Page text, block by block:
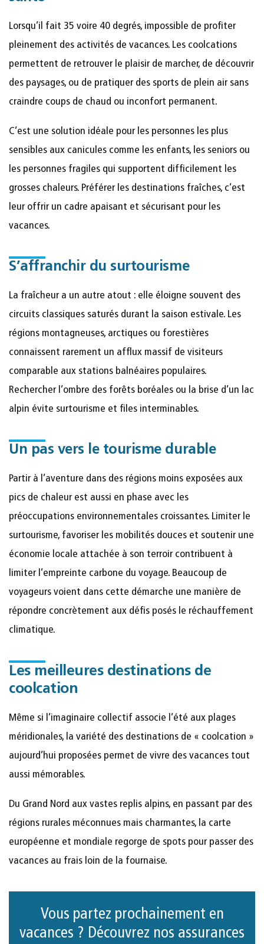
Lorsqu’il fait 35 voire 40 degrés, impossible de profiter
pleinement des activités de vacances. Les coolcations
permettent de retrouver le plaisir de marcher, de découvrir
des paysages, ou de pratiquer des sports de plein air sans
craindre coups de chaud ou inconfort permanent.
C’est une solution idéale pour les personnes les plus
sensibles aux canicules comme les enfants, les seniors ou
les personnes fragiles qui supportent difficilement les
grosses chaleurs. Préférer les destinations fraîches, c’est
leur offrir un cadre apaisant et sécurisant pour les
vacances.
S’affranchir du surtourisme
La fraîcheur a un autre atout : elle éloigne souvent des
circuits classiques saturés durant la saison estivale. Les
régions montagneuses, arctiques ou forestières
connaissent rarement un afflux massif de visiteurs
comparable aux stations balnéaires populaires.
Rechercher l’ombre des forêts boréales ou la brise d’un lac
alpin évite surtourisme et files interminables.
Un pas vers le tourisme durable
Partir à l’aventure dans des régions moins exposées aux
pics de chaleur est aussi en phase avec les
préoccupations environnementales croissantes. Limiter le
surtourisme, favoriser les mobilités douces et soutenir une
économie locale attachée à son terroir contribuent à
limiter l’empreinte carbone du voyage. Beaucoup de
voyageurs voient dans cette démarche une manière de
répondre concrètement aux défis posés le réchauffement
climatique.
Les meilleures destinations de
coolcation
Même si l’imaginaire collectif associe l’été aux plages
méridionales, la variété des destinations de « coolcation »
aujourd’hui proposées permet de vivre des vacances tout
aussi mémorables.
Du Grand Nord aux vastes replis alpins, en passant par des
régions rurales méconnues mais charmantes, la carte
européenne et mondiale regorge de spots pour passer des
vacances au frais loin de la fournaise.
Vous partez prochainement en
vacances ? Découvrez nos assurances